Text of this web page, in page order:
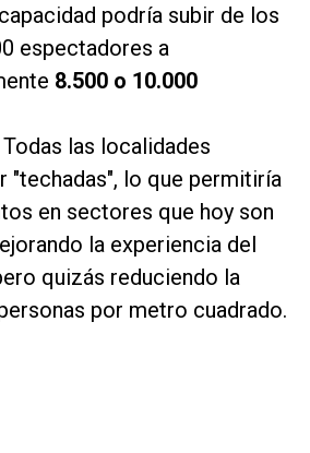
podría subir de los
espectadores a
8.500 o 10.000
Todas las localidades
"techadas", lo que permitiría
en sectores que hoy son
la experiencia del
quizás reduciendo la
por metro cuadrado.